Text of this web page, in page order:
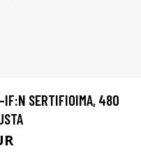
IF:N SERTIFIOIMA, 480